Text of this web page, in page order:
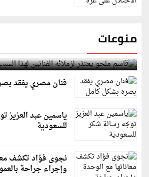
منوعات
قاسم ملحو يعتذر لزملائه الفنانين لهذا
فنان مصري يفقد
ياسمين عبد العزيز
للسعودية
نجوى فؤاد تكشف
وإجراء جراحة